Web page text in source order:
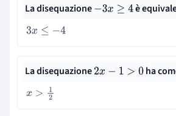
La disequazione−3x≥ 4
è
3x≤ −4
La disequazione2x− 1> 0
ha
x> 12